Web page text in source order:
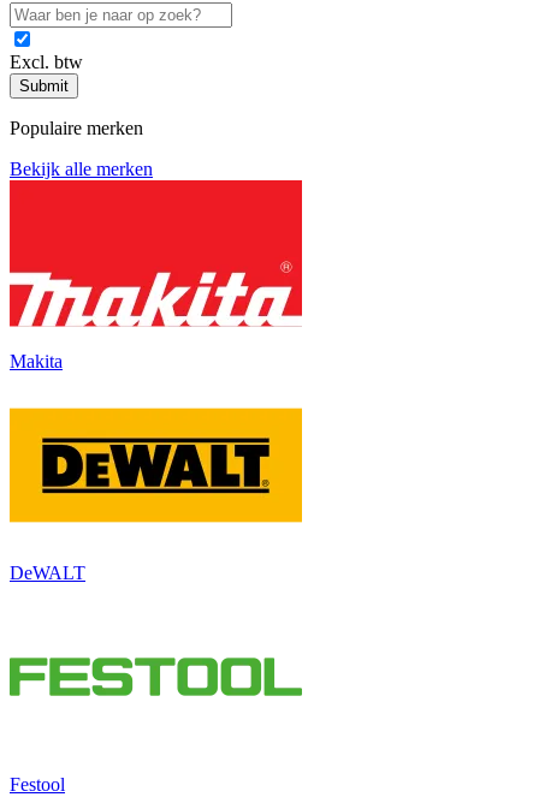
Excl. btw
Submit
Populaire merken
Bekijk alle merken
Makita
DeWALT
Festool